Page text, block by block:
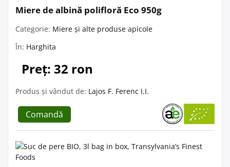
Miere de albină polifloră Eco 950g
Categorie: Miere și alte produse apicole
În: Harghita
Preț: 32 ron
Produs și vândut de: Lajos F. Ferenc I.I.
Comandă